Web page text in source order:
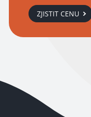
ZJISTIT CENU